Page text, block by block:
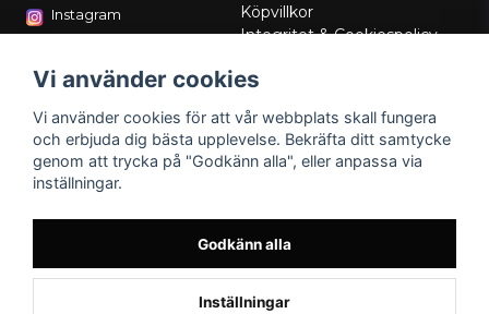
Instagram
Köpvillkor
Integritet & Cookiespolicy
Service/Garanti
Lådritning
Om oss
Vi använder cookies
Vi använder cookies för att vår webbplats skall fungera
och erbjuda dig bästa upplevelse. Bekräfta ditt samtycke
genom att trycka på "Godkänn alla", eller anpassa via
inställningar.
Godkänn alla
Inställningar